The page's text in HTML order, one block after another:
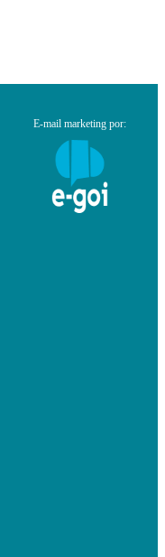
E-mail marketing por: